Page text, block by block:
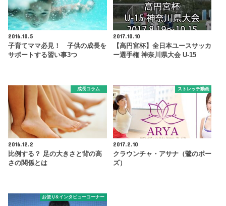
2016.10.5
子育てママ必見！ 子供の成長を
サポートする習い事3つ
2017.10.10
【高円宮杯】全日本ユースサッカ
ー選手権 神奈川県大会 U-15
成長コラム
2016.12.2
比例する？ 足の大きさと背の高
さの関係とは
ストレッチ動画
2017.2.10
クラウンチャ・アサナ（鷺のポー
ズ）
お便り&インタビューコーナー